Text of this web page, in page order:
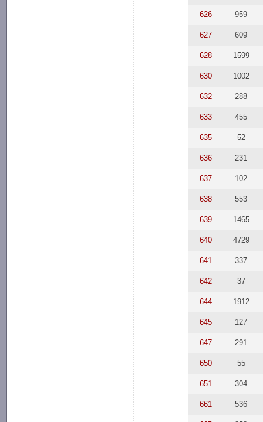
626 959
627 609
628 1599
630 1002
632 288
633 455
635 52
636 231
637 102
638 553
639 1465
640 4729
641 337
642 37
644 1912
645 127
647 291
650 55
651 304
661 536